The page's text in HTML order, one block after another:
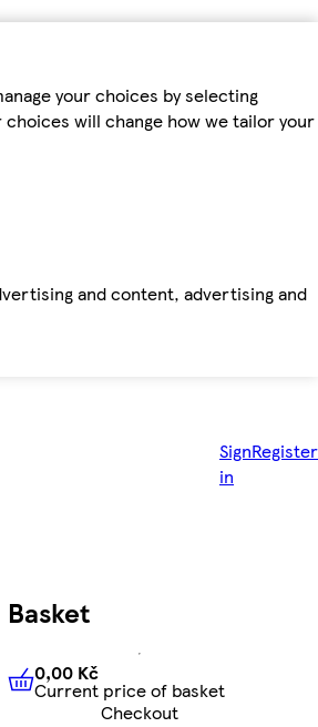
your choices by selecting
will change how we tailor your
and content, advertising and
Sign
in
Register
Basket
0,00 KčCurrent price of
0,00 Kč
Current price of basket
Checkout